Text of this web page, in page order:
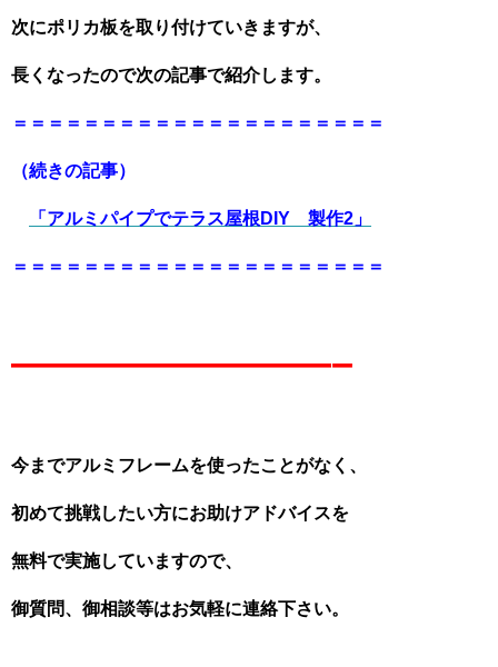
次にポリカ板を取り付けていきますが、
長くなったので次の記事で紹介します。
＝＝＝＝＝＝＝＝＝＝＝＝＝＝＝＝＝＝＝＝＝
（続きの記事）
「 アルミパイプでテラス屋根DIY 製作2」
＝＝＝＝＝＝＝＝＝＝＝＝＝＝＝＝＝＝＝＝＝
————————–
今までアルミフレームを使ったことがなく、
初めて挑戦したい方にお助けアドバイスを
無料で実施していますので、
御質問、御相談等はお気軽に連絡下さい。